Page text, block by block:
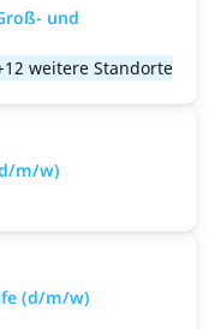
und
weitere Standorte
m/w)
(d/m/w)